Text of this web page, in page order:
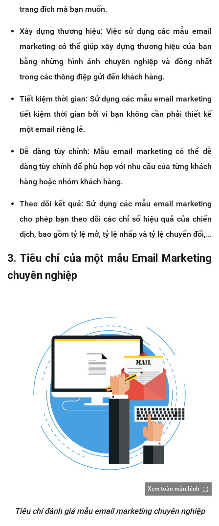
trang đích mà bạn muốn.
Xây dựng thương hiệu: Việc sử dụng các mẫu email
marketing có thể giúp xây dựng thương hiệu của bạn
bằng những hình ảnh chuyên nghiệp và đồng nhất
trong các thông điệp gửi đến khách hàng.
Tiết kiệm thời gian: Sử dụng các mẫu email marketing
tiết kiệm thời gian bởi vì bạn không cần phải thiết kế
một email riêng lẻ.
Dễ dàng tùy chỉnh: Mẫu email marketing có thể dễ
dàng tùy chỉnh để phù hợp với nhu cầu của từng khách
hàng hoặc nhóm khách hàng.
Theo dõi kết quả: Sử dụng các mẫu email marketing
cho phép bạn theo dõi các chỉ số hiệu quả của chiến
dịch, bao gồm tỷ lệ mở, tỷ lệ nhấp và tỷ lệ chuyển đổi,...
3. Tiêu chí của một mẫu Email Marketing
chuyên nghiệp
Xem toàn màn hình
Tiêu chí đánh giá mẫu email marketing chuyên nghiệp